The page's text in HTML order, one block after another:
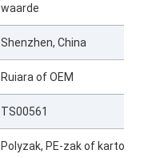
waarde
Shenzhen, China
Ruiara of OEM
TS00561
Polyzak, PE-zak of karton